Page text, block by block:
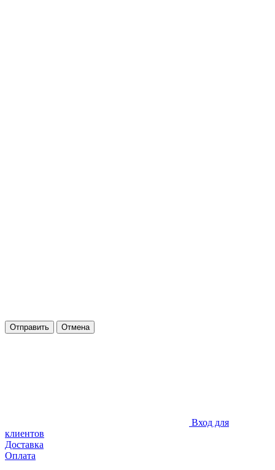
Отправить Отмена
Вход для
клиентов
Доставка
Оплата